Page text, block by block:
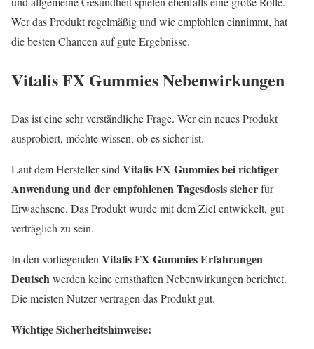
Wer das Produkt regelmäßig und wie empfohlen einnimmt, hat
die besten Chancen auf gute Ergebnisse.
Vitalis FX Gummies Nebenwirkungen
Das ist eine sehr verständliche Frage. Wer ein neues Produkt
ausprobiert, möchte wissen, ob es sicher ist.
Laut dem Hersteller sind Vitalis FX Gummies bei richtiger
Anwendung und der empfohlenen Tagesdosis sicherfür
Erwachsene. Das Produkt wurde mit dem Ziel entwickelt, gut
verträglich zu sein.
In den vorliegenden Vitalis FX Gummies Erfahrungen
Deutschwerden keine ernsthaften Nebenwirkungen berichtet.
Die meisten Nutzer vertragen das Produkt gut.
Wichtige Sicherheitshinweise: